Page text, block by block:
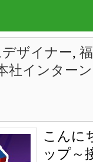
ザイナー,
社インターン
こんに
ップ～